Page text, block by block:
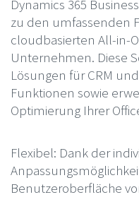
Dynamics 365
zu den umfassenden
cloudbasierten All-in-
Unternehmen. Diese
Lösungen für CRM
Funktionen sowie
Optimierung Ihrer
Flexibel: Dank der
Benutzeroberfläche